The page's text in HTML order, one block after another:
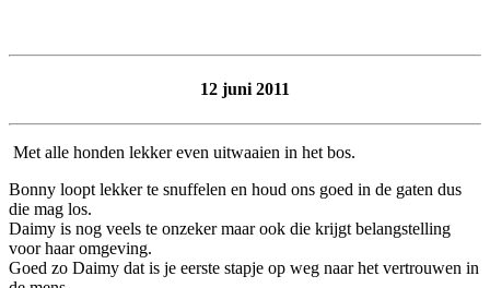
12 juni 2011
Met alle honden lekker even uitwaaien in het bos.
Bonny loopt lekker te snuffelen en houd ons goed in de gaten dus
die mag los.
Daimy is nog veels te onzeker maar ook die krijgt belangstelling
voor haar omgeving.
Goed zo Daimy dat is je eerste stapje op weg naar het vertrouwen in